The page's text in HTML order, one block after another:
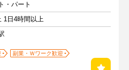
・パート
1日4時間以上
副業・Ｗワーク歓迎